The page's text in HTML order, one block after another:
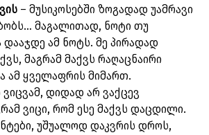
– მუსიკოსებში ზოგადად უამრავი
მაგალითად, ნოტი თუ
ამ ნოტს. მე პირადად
მაგრამ მაქვს რაღაცნაირი
ამ ყველაფრის მიმართ.
დიდად არ ვაქცევ
ვიცი, რომ ესე მაქვს დაცდილი.
უშუალოდ დაკვრის დროს,